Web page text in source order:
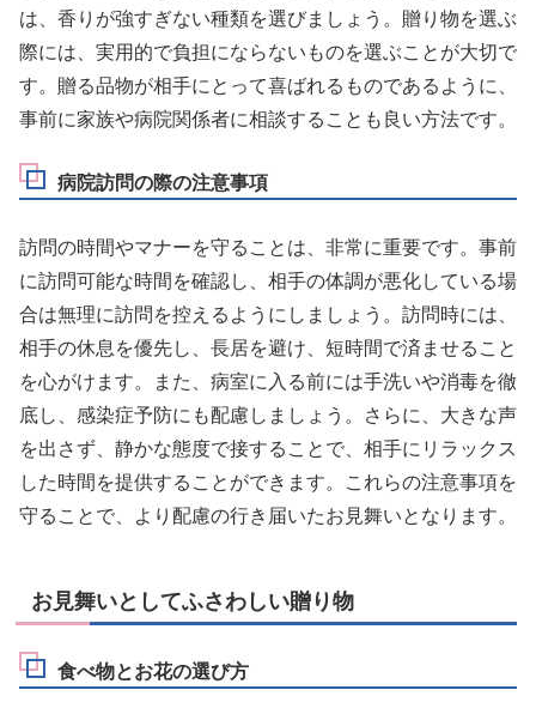
は、香りが強すぎない種類を選びましょう。贈り物を選ぶ
際には、実用的で負担にならないものを選ぶことが大切で
す。贈る品物が相手にとって喜ばれるものであるように、
事前に家族や病院関係者に相談することも良い方法です。
病院訪問の際の注意事項
訪問の時間やマナーを守ることは、非常に重要です。事前
に訪問可能な時間を確認し、相手の体調が悪化している場
合は無理に訪問を控えるようにしましょう。訪問時には、
相手の休息を優先し、長居を避け、短時間で済ませること
を心がけます。また、病室に入る前には手洗いや消毒を徹
底し、感染症予防にも配慮しましょう。さらに、大きな声
を出さず、静かな態度で接することで、相手にリラックス
した時間を提供することができます。これらの注意事項を
守ることで、より配慮の行き届いたお見舞いとなります。
お見舞いとしてふさわしい贈り物
食べ物とお花の選び方